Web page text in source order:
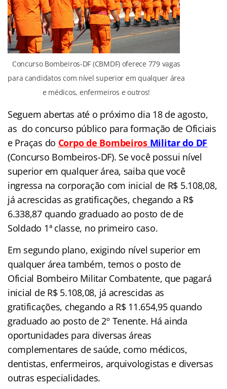
Concurso Bombeiros-DF (CBMDF) oferece 779 vagas
para candidatos com nível superior em qualquer área
e médicos, enfermeiros e outros!
Seguem abertas até o próximo dia 18 de agosto,
as do concurso público para formação de Oficiais
e Praças do Corpo de BombeirosMilitar do DF
(Concurso Bombeiros-DF). Se você possui nível
superior em qualquer área, saiba que você
ingressa na corporação com inicial de R$ 5.108,08,
já acrescidas as gratificações, chegando a R$
6.338,87 quando graduado ao posto de de
Soldado 1ª classe, no primeiro caso.
Em segundo plano, exigindo nível superior em
qualquer área também, temos o posto de
Oficial Bombeiro Militar Combatente, que pagará
inicial de R$ 5.108,08, já acrescidas as
gratificações, chegando a R$ 11.654,95 quando
graduado ao posto de 2º Tenente. Há ainda
oportunidades para diversas áreas
complementares de saúde, como médicos,
dentistas, enfermeiros, arquivologistas e diversas
outras especialidades.